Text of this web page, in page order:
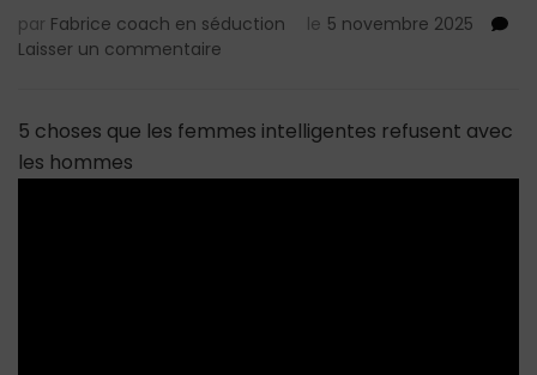
par Fabrice coach en séduction le 5 novembre 2025
Laisser un commentaire
que
femmes
5 choses que les femmes intelligentes refusent avec
les hommes